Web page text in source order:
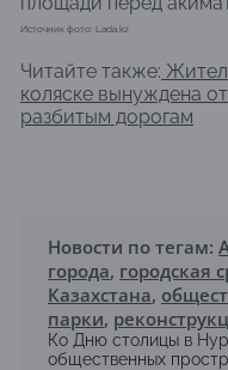
Источник фото: Lada.kz
Читайте также:
коляске вынуждена
разбитым дорогам
Новости по тегам:
города, городская
Казахстана,
парки,
Ко Дню столицы в
общественных